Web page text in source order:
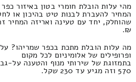
מהי עלות הובלת חומרי בטון באיזור
המחיר להעברת לבנות טיט בהיכון או
₪.
מה עלות הובלת מתכת בכפר שמריהו?
ופרופילים של אלומיניום לכל מקום
בתמזוגת של שירותי מנוף והטענה על-
570 וזה מגיע עד 230 שקל.